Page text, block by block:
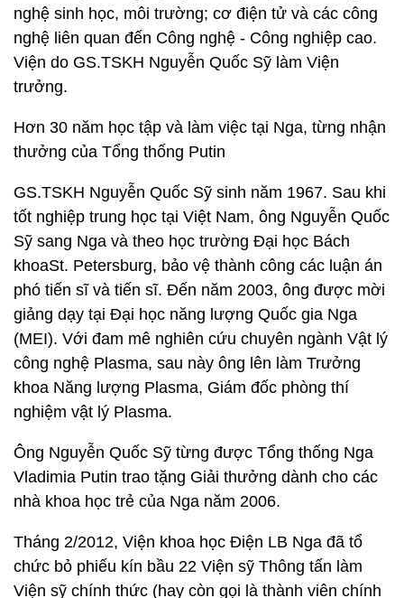
nghệ sinh học, môi trường; cơ điện tử và các công
nghệ liên quan đến Công nghệ - Công nghiệp cao.
Viện do GS.TSKH Nguyễn Quốc Sỹ làm Viện
trưởng.
Hơn 30 năm học tập và làm việc tại Nga, từng nhận
thưởng của Tổng thống Putin
GS.TSKH Nguyễn Quốc Sỹ sinh năm 1967. Sau khi
tốt nghiệp trung học tại Việt Nam, ông Nguyễn Quốc
Sỹ sang Nga và theo học trường Đại học Bách
khoaSt. Petersburg, bảo vệ thành công các luận án
phó tiến sĩ và tiến sĩ. Đến năm 2003, ông được mời
giảng dạy tại Đại học năng lượng Quốc gia Nga
(MEI). Với đam mê nghiên cứu chuyên ngành Vật lý
công nghệ Plasma, sau này ông lên làm Trưởng
khoa Năng lượng Plasma, Giám đốc phòng thí
nghiệm vật lý Plasma.
Ông Nguyễn Quốc Sỹ từng được Tổng thống Nga
Vladimia Putin trao tặng Giải thưởng dành cho các
nhà khoa học trẻ của Nga năm 2006.
Tháng 2/2012, Viện khoa học Điện LB Nga đã tổ
chức bỏ phiếu kín bầu 22 Viện sỹ Thông tấn làm
Viện sỹ chính thức (hay còn gọi là thành viên chính